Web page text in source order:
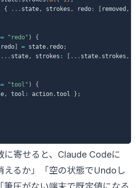
{ ... state, strokes , redo : removed ,
"redo" )
{
redo = state. redo;
... state, strokes : ... state. strokes ,
"tool" )
{
, tool : action.tool } ;
に寄せると、Claude Codeに
えるか」「空の状態でUndoし